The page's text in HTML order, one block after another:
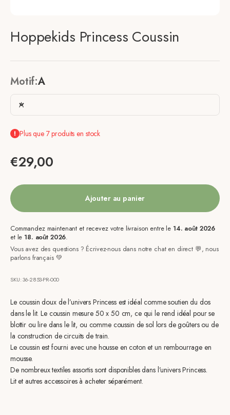
Hoppekids Princess Coussin
Motif:A
A
Plus que 7 produits en stock
Prix de vente
€29,00
Ajouter au panier
Commandez maintenant et recevez votre livraison entre le 14. août 2026
et le 18. août 2026.
Vous avez des questions ? Écrivez-nous dans notre chat en direct 💬, nous
parlons français 💚
SKU: 36-2853-PR-000
Le coussin doux de l’univers Princess est idéal comme soutien du dos
dans le lit. Le coussin mesure 50 x 50 cm, ce qui le rend idéal pour se
blottir ou lire dans le lit, ou comme coussin de sol lors de goûters ou de
la construction de circuits de train.
Le coussin est fourni avec une housse en coton et un rembourrage en
mousse.
De nombreux textiles assortis sont disponibles dans l’univers Princess.
Lit et autres accessoires à acheter séparément.